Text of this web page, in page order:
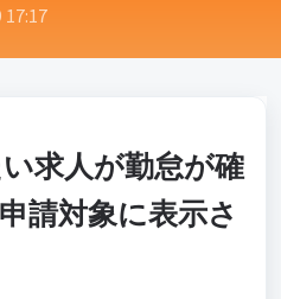
+0900
求人が勤怠が確
請対象に表示さ